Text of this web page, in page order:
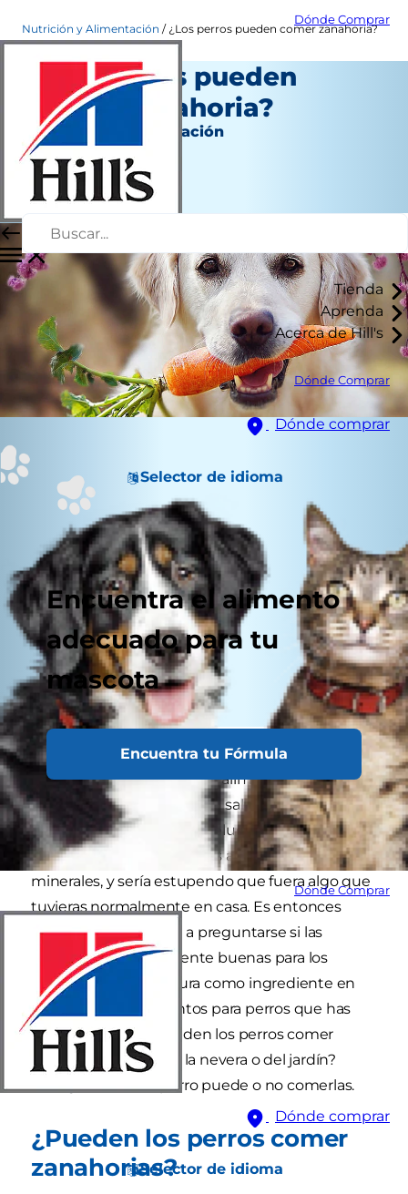
Dónde Comprar
Tienda
Aprenda
Acerca de Hill's
Dónde Comprar
Dónde comprar
Selector de idioma
Encuentra el alimento
adecuado para tu
mascota
Encuentra tu Fórmula
Dónde Comprar
Dónde comprar
Selector de idioma
Nutrición y Alimentación ¿Los perros pueden comer zanahoria?
¿Los perros pueden
comer zanahoria?
Nutrición y alimentación
Erin Ollila
Agosto 18, 2021
Como propietario de una mascota, te preocupas
por los ingredientes de los alimentos y, por ello,
siempre buscas un premio saludable para
compartir con tu amigo peludo de vez en
cuando. Mejor aún, quieres algo con vitaminas y
minerales, y sería estupendo que fuera algo que
tuvieras normalmente en casa. Es entonces
cuando uno empieza a preguntarse si las
zanahorias son realmente buenas para los
perros. Sabes que figura como ingrediente en
algunos de los alimentos para perros que has
comprado, pero ¿pueden los perros comer
zanahorias frescas de la nevera o del jardín?
Averigüemos si el perro puede o no comerlas.
¿Pueden los perros comer
zanahorias?